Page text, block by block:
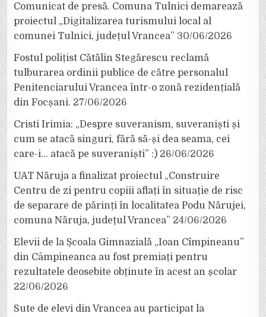
Comunicat de presă. Comuna Tulnici demarează
proiectul „Digitalizarea turismului local al
comunei Tulnici, județul Vrancea” 30/06/2026
Fostul polițist Cătălin Stegărescu reclamă
tulburarea ordinii publice de către personalul
Penitenciarului Vrancea într-o zonă rezidențială
din Focșani. 27/06/2026
Cristi Irimia: „Despre suveranism, suveraniști și
cum se atacă singuri, fără să-și dea seama, cei
care-i… atacă pe suveraniști” :) 26/06/2026
UAT Năruja a finalizat proiectul „Construire
Centru de zi pentru copiii aflați în situație de risc
de separare de părinți în localitatea Podu Nărujei,
comuna Năruja, județul Vrancea” 24/06/2026
Elevii de la Școala Gimnazială „Ioan Cîmpineanu”
din Câmpineanca au fost premiați pentru
rezultatele deosebite obținute în acest an școlar
22/06/2026
Sute de elevi din Vrancea au participat la